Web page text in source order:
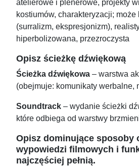
atelierowe i plenerowe, projekty
kostiumów, charakteryzacji; może
(surralizm, ekspresjonizm),
hiperbolizowana, przezroczysta
Opisz ścieżkę dźwiękową
Ścieżka dźwiękowa – warstwa
(obejmuje: komunikaty werbalne,
Soundtrack – wydanie ścieżki
które odbiega od warstwy
Opisz dominujące sposoby
wypowiedzi filmowych i
najczęściej pełnią.